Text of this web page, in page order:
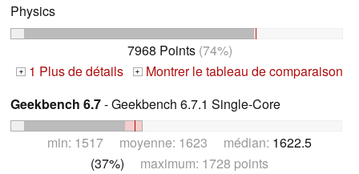
Physics
7968 Points(74%)
+ 1 Plus de détails + Montrer le tableau de comparaison
Geekbench 6.7- Geekbench 6.7.1 Single-Core
min: 1517 moyenne: 1623 médian: 1622.5
(37%) maximum: 1728 points